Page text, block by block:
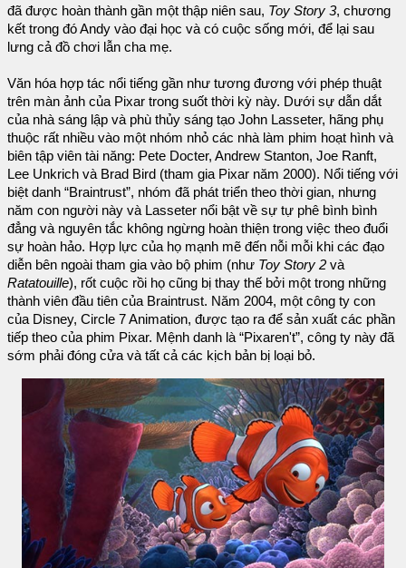
đã được hoàn thành gần một thập niên sau, Toy Story 3, chương
kết trong đó Andy vào đại học và có cuộc sống mới, để lại sau
lưng cả đồ chơi lẫn cha mẹ.
Văn hóa hợp tác nổi tiếng gần như tương đương với phép thuật
trên màn ảnh của Pixar trong suốt thời kỳ này. Dưới sự dẫn dắt
của nhà sáng lập và phù thủy sáng tạo John Lasseter, hãng phụ
thuộc rất nhiều vào một nhóm nhỏ các nhà làm phim hoạt hình và
biên tập viên tài năng: Pete Docter, Andrew Stanton, Joe Ranft,
Lee Unkrich và Brad Bird (tham gia Pixar năm 2000). Nổi tiếng với
biệt danh “Braintrust”, nhóm đã phát triển theo thời gian, nhưng
năm con người này và Lasseter nổi bật về sự tự phê bình bình
đẳng và nguyên tắc không ngừng hoàn thiện trong việc theo đuổi
sự hoàn hảo. Hợp lực của họ mạnh mẽ đến nỗi mỗi khi các đạo
diễn bên ngoài tham gia vào bộ phim (như Toy Story 2 và
Ratatouille), rốt cuộc rồi họ cũng bị thay thế bởi một trong những
thành viên đầu tiên của Braintrust. Năm 2004, một công ty con
của Disney, Circle 7 Animation, được tạo ra để sản xuất các phần
tiếp theo của phim Pixar. Mệnh danh là “Pixaren't”, công ty này đã
sớm phải đóng cửa và tất cả các kịch bản bị loại bỏ.